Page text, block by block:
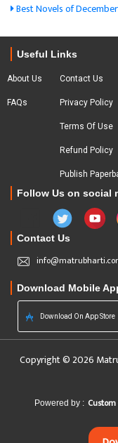
Best Novels of
Useful Links
About Us
FAQs
Contact Us
Privacy Policy
Terms Of Use
Refund Policy
Publish
Follow Us on social
Contact Us
Download Mobile
Download On App Store
Copyright © 2026
Powered by :